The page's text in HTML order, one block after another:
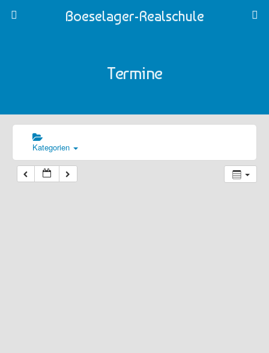
Boeselager-Realschule
Termine
Kategorien